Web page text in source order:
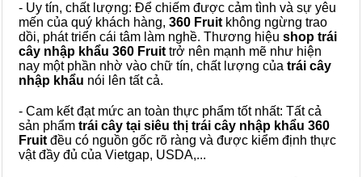
- Uy tín, chất lượng: Để chiếm được cảm tình và sự yêu
mến của quý khách hàng, 360 Fruit không ngừng trao
dồi, phát triển cái tâm làm nghề. Thương hiệu shop trái
cây nhập khẩu 360 Fruit trở nên mạnh mẽ như hiện
nay một phần nhờ vào chữ tín, chất lượng của trái cây
nhập khẩu nói lên tất cả.
- Cam kết đạt mức an toàn thực phẩm tốt nhất: Tất cả
sản phẩm trái cây tại siêu thị trái cây nhập khẩu 360
Fruit đều có nguồn gốc rõ ràng và được kiểm định thực
vật đầy đủ của Vietgap, USDA,...